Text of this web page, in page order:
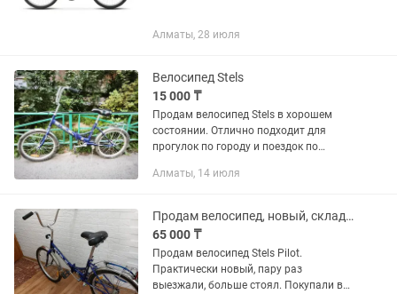
Алматы, 28 июля
Велосипед Stels
15 000 ₸
Продам велосипед Stels в хорошем
состоянии. Отлично подходит для
прогулок по городу и поездок по
крепкая рама, удобное сиденье, есть
Алматы, 14 июля
Продам велосипед, новый, складной. Производство Россия.
65 000 ₸
Продам велосипед Stels Pilot.
Практически новый, пару раз
выезжали, больше стоял. Покупали в